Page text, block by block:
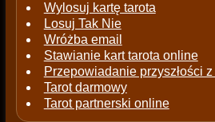
Wylosuj kartę tarota
Losuj Tak Nie
Wróżba email
Stawianie kart tarota online
Przepowiadanie przyszłości
Tarot darmowy
Tarot partnerski online